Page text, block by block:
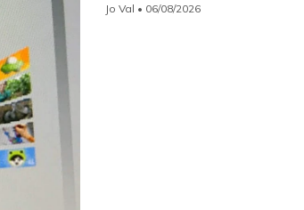
Jo Val • 06/08/2026